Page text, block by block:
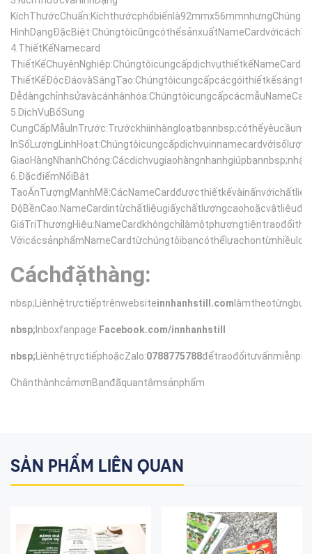
4. ThiếtKếNamecard
5. DịchVụBổSung
6. ĐặcđiểmNổiBật
Cáchđặthàng:
nbsp;Liênhệtrựctiếptrênwebsiteinnhanhstill.com
nbsp; Inboxfanpage: Facebook.com/innhanhstill
nbsp; LiênhệtrựctiếphoặcZalo:0788775788
ChânthànhcảmơnBạnđãquantâmsảnphẩm
SẢN PHẨM LIÊN QUAN